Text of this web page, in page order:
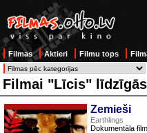
Filmas Aktieri Filmu tops
Filmai "Līcis"
Zemieši
Earthlings
Dokumentāla